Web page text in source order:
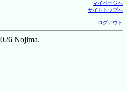
マイページへ
サイトトップへ
ログアウト
Nojima.